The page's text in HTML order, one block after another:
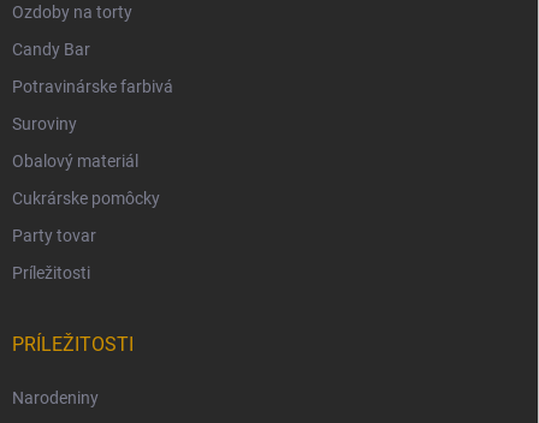
Ozdoby na torty
Candy Bar
Potravinárske farbivá
Suroviny
Obalový materiál
Cukrárske pomôcky
Party tovar
Príležitosti
PRÍLEŽITOSTI
Narodeniny